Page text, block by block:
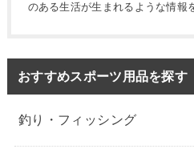
のある生活が生まれるような情報
おすすめスポーツ用品を探す
釣り・フィッシング